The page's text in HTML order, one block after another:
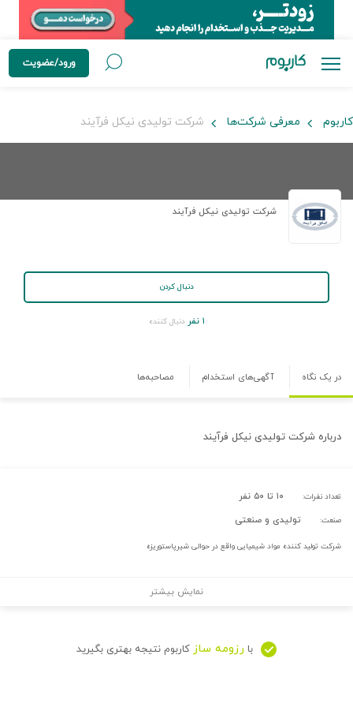
ورود/عضویت
کاربوم معرفی شرکت‌ها شرکت تولیدی نیکل فرآیند
شرکت تولیدی نیکل فرآیند
دنبال کردن
۱ نفر دنبال کننده
در یک نگاه آگهی‌های استخدام مصاحبه‌ها
درباره شرکت تولیدی نیکل فرآیند
تعداد نفرات: ۱۰ تا ۵۰ نفر
صنعت: تولیدی و صنعتی
شرکت تولید کننده مواد شیمیایی واقع در حوالی شیرپاستوریزه
نمایش بیشتر
با رزومه ساز کاربوم نتیجه بهتری بگیرید